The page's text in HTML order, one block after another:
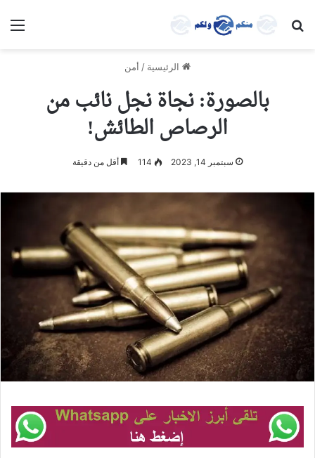
بحث عن
الرئيسية / أمن
بالصورة: نجاة نجل نائب من
الرصاص الطائش!
سبتمبر 14, 2023 114 أقل من دقيقة